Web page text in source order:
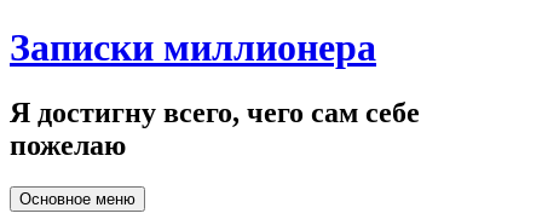
Перейти
к
Записки миллионера
Я достигну всего, чего сам себе
пожелаю
Основное меню